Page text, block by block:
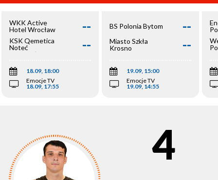
WKK Active
Hotel Wrocław
--
KSK Qemetica
Noteć
Inowrocław
--
18.09, 18:00
Emocje TV
18.09, 17:55
BS Polonia Bytom --
Miasto Szkła
Krosno
--
19.09, 15:00
Emocje TV
19.09, 14:55
4